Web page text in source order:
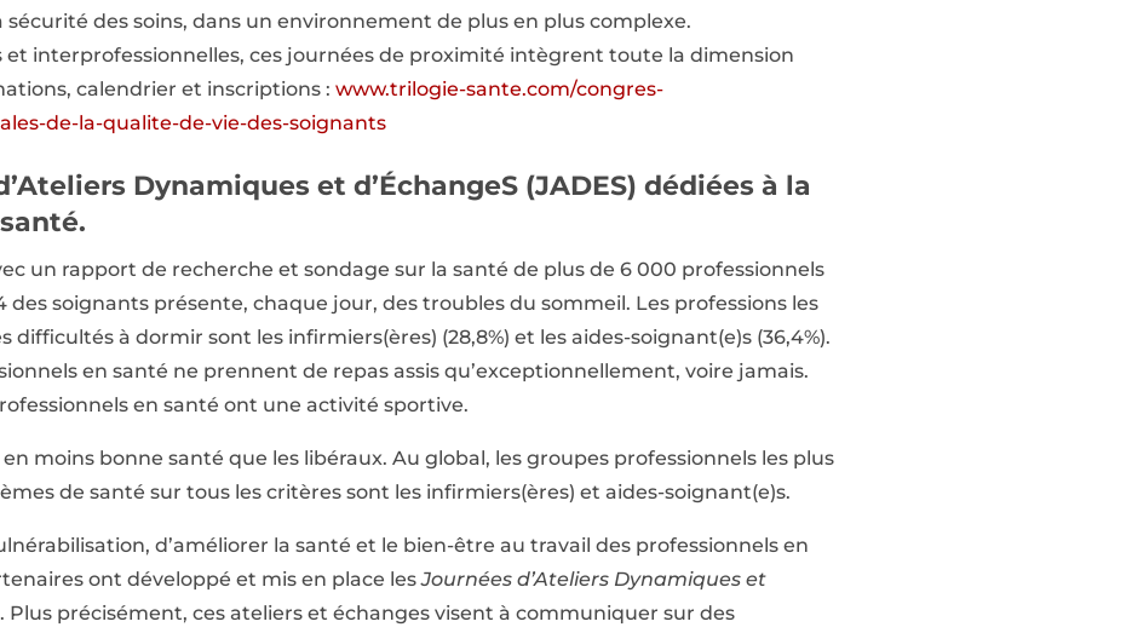
sécurité des soins, dans un environnement de plus en plus complexe.
et interprofessionnelles, ces journées de proximité intègrent toute la dimension
calendrier et inscriptions : www.trilogie-sante.com/congres-
de-la-qualite-de-vie-des-soignants
Dynamiques et d’ÉchangeS (JADES) dédiées à la
un rapport de recherche et sondage sur la santé de plus de 6 000 professionnels
des soignants présente, chaque jour, des troubles du sommeil. Les professions les
difficultés à dormir sont les infirmiers(ères) (28,8%) et les aides-soignant(e)s (36,4%).
en santé ne prennent de repas assis qu’exceptionnellement, voire jamais.
en santé ont une activité sportive.
moins bonne santé que les libéraux. Au global, les groupes professionnels les plus
de santé sur tous les critères sont les infirmiers(ères) et aides-soignant(e)s.
d’améliorer la santé et le bien-être au travail des professionnels en
ont développé et mis en place lesJournées d’Ateliers Dynamiques et
Plus précisément, ces ateliers et échanges visent à communiquer sur des